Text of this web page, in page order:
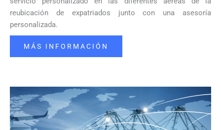
reubicación de expatriados junto con una asesoría
personalizada.
MÁS INFORMACIÓN